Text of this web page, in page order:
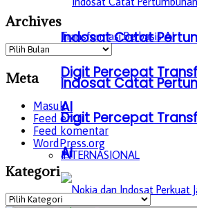
Indosat Catat
Digit Percepat
AI
INTERNASIONAL
Indosat Catat
Digit Percepat
AI
INTERNASIONAL
Archives
Archives
Meta
Masuk
Feed entri
Feed komentar
WordPress.org
Kategori
Kategori